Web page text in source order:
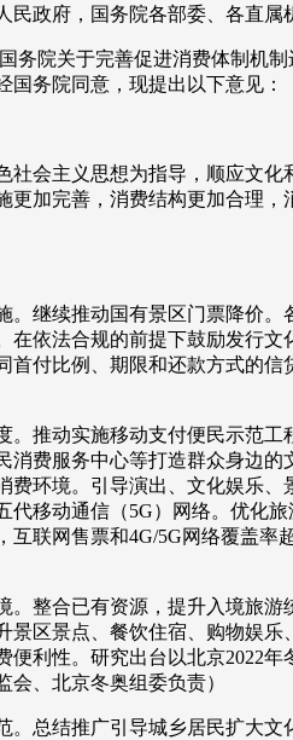
2026年世界杯
奥林匹克频道 生活体育大会
国展会 大国保险 云顶对话
直播 节目单 栏目 片库
政府，国务院各部委、各直属
院关于完善促进消费体制机制
国务院同意，现提出以下意见：
主义思想为指导，顺应文化
更加完善，消费结构更加合理
续推动国有景区门票降价。
在依法合规的前提下鼓励发行
首付比例、期限和还款方式的
动实施移动支付便民示范工
消费服务中心等打造群众身边
费环境。引导演出、文化娱乐
代移动通信（5G）网络。优化
互联网售票和4G/5G网络覆盖
合已有资源，提升入境旅游
景区景点、餐饮住宿、购物娱
便利性。研究出台以北京2022
、北京冬奥组委负责）
结推广引导城乡居民扩大文